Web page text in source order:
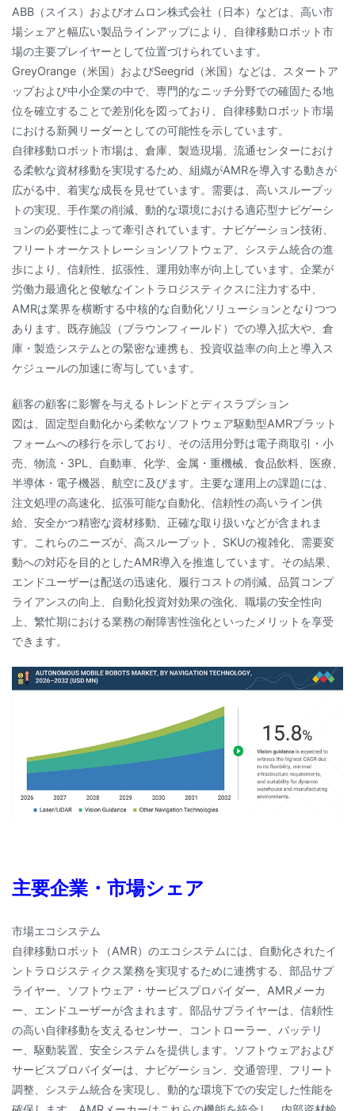
ABB（スイス）およびオムロン株式会社（日本）などは、高い市
場シェアと幅広い製品ラインアップにより、自律移動ロボット市
場の主要プレイヤーとして位置づけられています。
GreyOrange（米国）およびSeegrid（米国）などは、スタートア
ップおよび中小企業の中で、専門的なニッチ分野での確固たる地
位を確立することで差別化を図っており、自律移動ロボット市場
における新興リーダーとしての可能性を示しています。
自律移動ロボット市場は、倉庫、製造現場、流通センターにおけ
る柔軟な資材移動を実現するため、組織がAMRを導入する動きが
広がる中、着実な成長を見せています。需要は、高いスループッ
トの実現、手作業の削減、動的な環境における適応型ナビゲーシ
ョンの必要性によって牽引されています。ナビゲーション技術、
フリートオーケストレーションソフトウェア、システム統合の進
歩により、信頼性、拡張性、運用効率が向上しています。企業が
労働力最適化と俊敏なイントラロジスティクスに注力する中、
AMRは業界を横断する中核的な自動化ソリューションとなりつつ
あります。既存施設（ブラウンフィールド）での導入拡大や、倉
庫・製造システムとの緊密な連携も、投資収益率の向上と導入ス
ケジュールの加速に寄与しています。
顧客の顧客に影響を与えるトレンドとディスラプション
図は、固定型自動化から柔軟なソフトウェア駆動型AMRプラット
フォームへの移行を示しており、その活用分野は電子商取引・小
売、物流・3PL、自動車、化学、金属・重機械、食品飲料、医療、
半導体・電子機器、航空に及びます。主要な運用上の課題には、
注文処理の高速化、拡張可能な自動化、信頼性の高いライン供
給、安全かつ精密な資材移動、正確な取り扱いなどが含まれま
す。これらのニーズが、高スループット、SKUの複雑化、需要変
動への対応を目的としたAMR導入を推進しています。その結果、
エンドユーザーは配送の迅速化、履行コストの削減、品質コンプ
ライアンスの向上、自動化投資対効果の強化、職場の安全性向
上、繁忙期における業務の耐障害性強化といったメリットを享受
できます。
主要企業・市場シェア
市場エコシステム
自律移動ロボット（AMR）のエコシステムには、自動化されたイ
ントラロジスティクス業務を実現するために連携する、部品サプ
ライヤー、ソフトウェア・サービスプロバイダー、AMRメーカ
ー、エンドユーザーが含まれます。部品サプライヤーは、信頼性
の高い自律移動を支えるセンサー、コントローラー、バッテリ
ー、駆動装置、安全システムを提供します。ソフトウェアおよび
サービスプロバイダーは、ナビゲーション、交通管理、フリート
調整、システム統合を実現し、動的な環境下での安定した性能を